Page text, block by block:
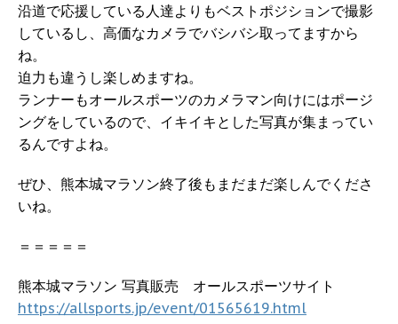
沿道で応援している人達よりもベストポジションで撮影
しているし、高価なカメラでバシバシ取ってますから
ね。
迫力も違うし楽しめますね。
ランナーもオールスポーツのカメラマン向けにはポージ
ングをしているので、イキイキとした写真が集まってい
るんですよね。
ぜひ、熊本城マラソン終了後もまだまだ楽しんでくださ
いね。
＝＝＝＝＝
熊本城マラソン 写真販売 オールスポーツサイト
https://allsports.jp/event/01565619.html